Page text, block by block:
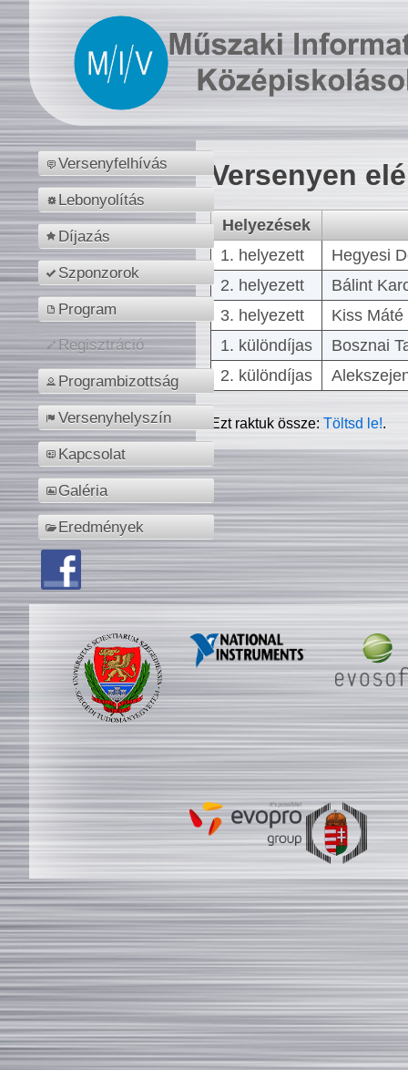
Versenyfelhívás
Lebonyolítás
Díjazás
Szponzorok
Program
Regisztráció
Programbizottság
Versenyhelyszín
Kapcsolat
Galéria
Eredmények
Versenyen
Helyezések
1. helyezett
Hegyesi
2. helyezett
Bálint
3. helyezett
Kiss
1. különdíjas
Bosznai
2. különdíjas
Ezt raktuk össze:Töltsd le!.